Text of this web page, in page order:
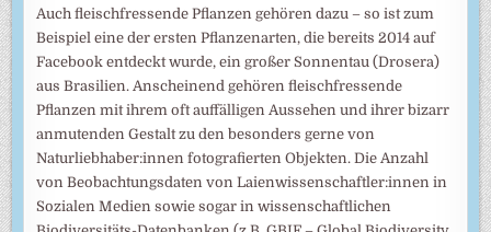
Auch fleischfressende Pflanzen gehören dazu – so ist zum
Beispiel eine der ersten Pflanzenarten, die bereits 2014 auf
Facebook entdeckt wurde, ein großer Sonnentau (Drosera)
aus Brasilien. Anscheinend gehören fleischfressende
Pflanzen mit ihrem oft auffälligen Aussehen und ihrer bizarr
anmutenden Gestalt zu den besonders gerne von
Naturliebhaber:innen fotografierten Objekten. Die Anzahl
von Beobachtungsdaten von Laienwissenschaftler:innen in
Sozialen Medien sowie sogar in wissenschaftlichen